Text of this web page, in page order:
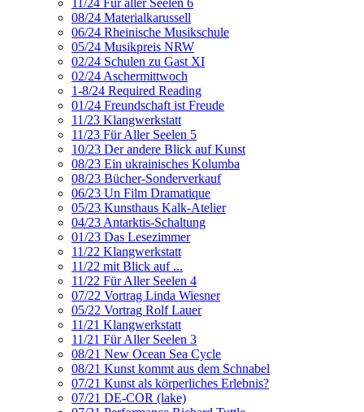
11/24 Für aller Seelen 6
08/24 Materialkarussell
06/24 Rheinische Musikschule
05/24 Musikpreis NRW
02/24 Schulen zu Gast XI
02/24 Aschermittwoch
1-8/24 Required Reading
01/24 Freundschaft ist Freude
11/23 Klangwerkstatt
11/23 Für Aller Seelen 5
10/23 Der andere Blick auf Kunst
08/23 Ein ukrainisches Kolumba
08/23 Bücher-Sonderverkauf
06/23 Un Film Dramatique
05/23 Kunsthaus Kalk-Atelier
04/23 Antarktis-Schaltung
01/23 Das Lesezimmer
11/22 Klangwerkstatt
11/22 mit Blick auf ...
11/22 Für Aller Seelen 4
07/22 Vortrag Linda Wiesner
05/22 Vortrag Rolf Lauer
11/21 Klangwerkstatt
11/21 Für Aller Seelen 3
08/21 New Ocean Sea Cycle
08/21 Kunst kommt aus dem Schnabel
07/21 Kunst als körperliches Erlebnis?
07/21 DE-COR (lake)